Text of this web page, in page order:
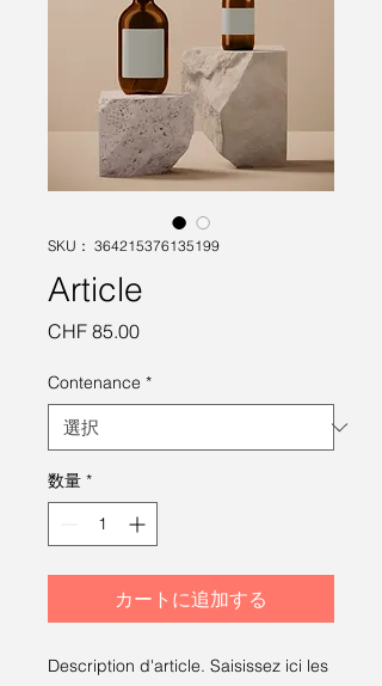
SKU： 364215376135199
Article
CHF 85.00価
Contenance *
数量 *
カートに追加する
Description d'article. Saisissez ici les